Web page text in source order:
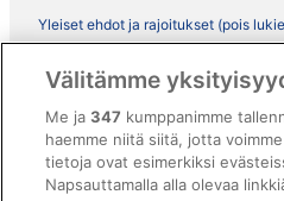
Yleiset ehdot ja rajoitukset (pois
ebookers BONUS+ -ohjelman ehdot
Oikeudelliset tiedot / ota meihin
Välitämme
Me ja347 kumppanimme
haemme niitä siitä, jotta
tietoja ovat esimerkiksi
Napsauttamalla alla olevaa